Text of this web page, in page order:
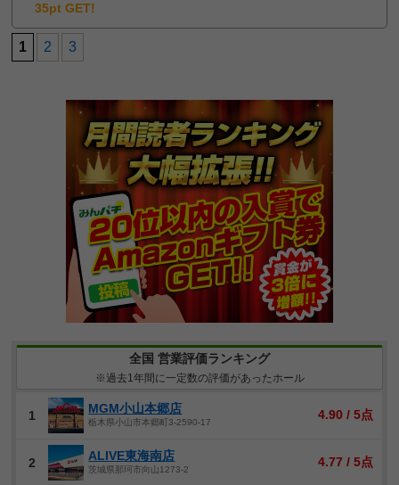
35pt GET!
1 2 3
全国 営業評価ランキング
※過去1年間に一定数の評価があったホール
1 MGM小山本郷店
栃木県小山市本郷町3-2590-17
4.90 / 5点
2 ALIVE東海南店
茨城県那珂市向山1273-2
4.77 / 5点